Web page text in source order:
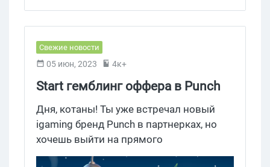
Свежие новости
05 июн, 2023 4к+
Start гемблинг оффера в Punch
Partners под KZ и RU трафик
Дня, котаны! Ты уже встречал новый
igaming бренд Punch в партнерках, но
хочешь выйти на прямого
рекламодателя с лучшими ставками?